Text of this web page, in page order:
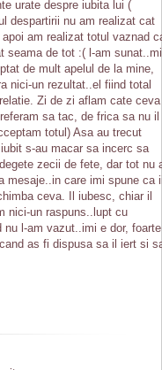
urate despre iubita lui (
despartirii nu am realizat cat
am realizat totul vaznad
seama de tot :( l-am
de mult apelul de la mine,
nici-un rezultat..el fiind total
Zi de zi aflam cate ceva
sa tac, de frica sa nu il
totul) Asa au trecut
s-au macar sa incerc sa
zecii de fete, dar tot nu
mesaje..in care imi spune ca
ceva. Il iubesc, chiar il
nici-un raspuns..lupt cu
l-am vazut..imi e dor, foarte
as fi dispusa sa il iert si